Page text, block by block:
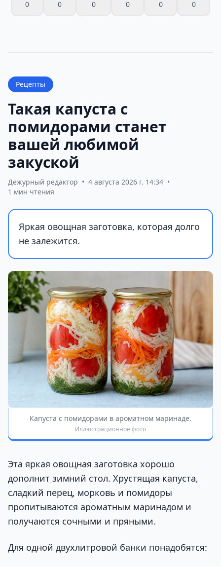
0 0 0 0 0 0
Рецепты
Такая капуста с
помидорами станет
вашей любимой
закуской
Дежурный редактор • 4 августа 2026 г. 14:34 •
1 мин чтения
Яркая овощная заготовка, которая долго
не залежится.
Капуста с помидорами в ароматном маринаде.
Иллюстрационное фото
Эта яркая овощная заготовка хорошо
дополнит зимний стол. Хрустящая капуста,
сладкий перец, морковь и помидоры
пропитываются ароматным маринадом и
получаются сочными и пряными.
Для одной двухлитровой банки понадобятся: